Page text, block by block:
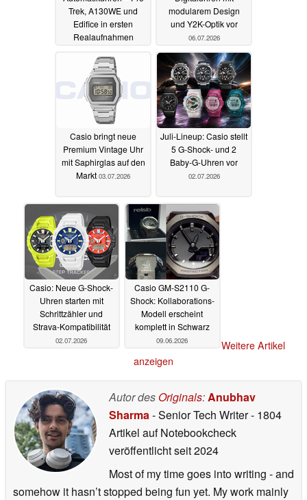
Trek, A130WE und
Edifice in ersten
Realaufnahmen
modularem Design
und Y2K-Optik vor
06.07.2026
Casio bringt neue
Premium Vintage Uhr
mit Saphirglas auf den
Markt 03.07.2026
Juli-Lineup: Casio stellt
5 G-Shock- und 2
Baby-G-Uhren vor
02.07.2026
Casio: Neue G-Shock-
Uhren starten mit
Schrittzähler und
Strava-Kompatibilität
02.07.2026
Casio GM-S2110 G-
Shock: Kollaborations-
Modell erscheint
komplett in Schwarz
09.06.2026
Weitere Artikel
anzeigen
Autor des Originals:Anubhav
Sharma- Senior Tech Writer- 1804
Artikel auf Notebookcheck
veröffentlichtseit 2024
Most of my time goes into writing - and
somehow it hasn’t stopped being fun yet. My work mainly